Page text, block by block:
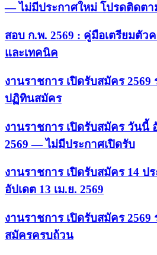
— ไม่มีประกาศใหม่ โปรดติดตา
สอบ ก.พ. 2569 : คู่มือเตรียมตัว
และเทคนิค
งานราชการ เปิดรับสมัคร
ปฏิทินสมัคร
งานราชการ เปิดรับสมัคร วันนี้
2569 — ไม่มีประกาศเปิดรับ
งานราชการ เปิดรับสมัคร 14 ป
อัปเดต 13 เม.ย. 2569
งานราชการ เปิดรับสมัคร
สมัครครบถ้วน